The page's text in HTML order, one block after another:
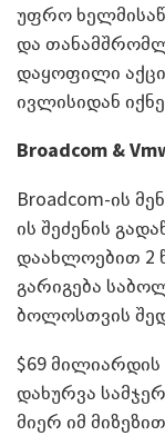
უფრო
და
დაყოფილი
ივლისიდან
Broadcom &
Broadcom-ის
ის შეძენის
დაახლოებით 2
გარიგება
ბოლოსთვის
$69 მილიარდის
დახურვა
მიერ იმ